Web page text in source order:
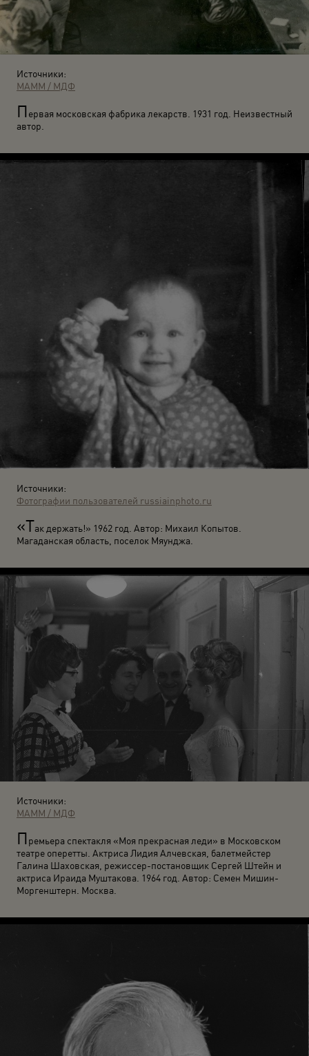
Источники:
МАММ / МДФ
Первая московская фабрика лекарств. 1931 год. Неизвестный
автор.
Источники:
Фотографии пользователей russiainphoto.ru
«Так держать!» 1962 год. Автор: Михаил Копытов.
Магаданская область, поселок Мяунджа.
Источники:
МАММ / МДФ
Премьера спектакля «Моя прекрасная леди» в Московском
театре оперетты. Актриса Лидия Алчевская, балетмейстер
Галина Шаховская, режиссер-постановщик Сергей Штейн и
актриса Ираида Муштакова. 1964 год. Автор: Семен Мишин-
Моргенштерн. Москва.